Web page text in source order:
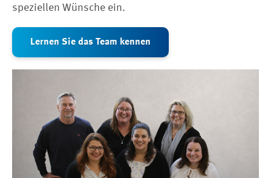
speziellen Wünsche ein.
Lernen Sie das Team kennen